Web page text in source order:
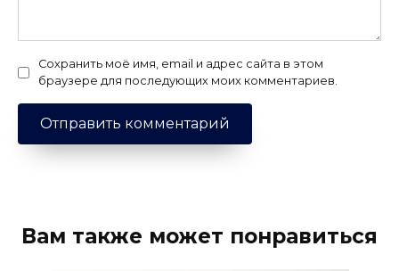
Сохранить моё имя, email и адрес сайта в этом
браузере для последующих моих комментариев.
Вам также может понравиться